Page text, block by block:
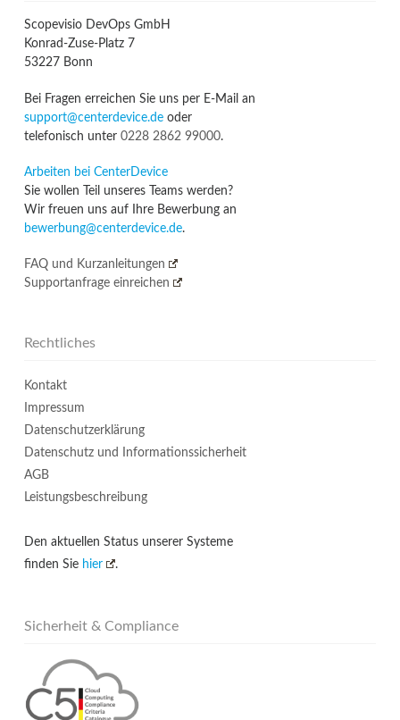
Scopevisio DevOps GmbH
Konrad-Zuse-Platz 7
53227 Bonn
Bei Fragen erreichen Sie uns per E-Mail an
support@centerdevice.deoder
telefonisch unter 0228 2862 99000.
Arbeiten bei CenterDevice
Sie wollen Teil unseres Teams werden?
Wir freuen uns auf Ihre Bewerbung an
bewerbung@centerdevice.de.
FAQ und Kurzanleitungen
Supportanfrage einreichen
Rechtliches
Kontakt
Impressum
Datenschutzerklärung
Datenschutz und Informationssicherheit
AGB
Leistungsbeschreibung
Den aktuellen Status unserer Systeme
finden Sie hier .
Sicherheit & Compliance